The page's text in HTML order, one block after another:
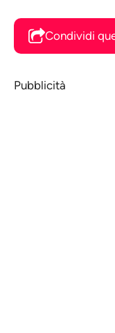
Condividi
Pubblicità